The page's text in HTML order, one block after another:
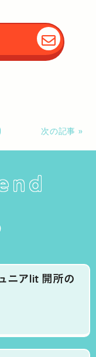
次の記事 »
ニアlit 開所の